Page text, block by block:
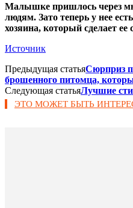
Малышке пришлось через
людям. Зато теперь у нее
хозяина, который сделает ее
Источник
Предыдущая статьяСюрприз
брошенного питомца,
Следующая статьяЛучшие
ЭТО МОЖЕТ БЫТЬ